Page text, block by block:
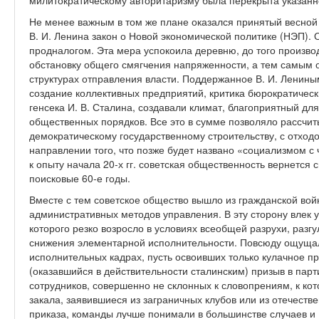
Не менее важным в том же плане оказался принятый
В. И. Ленина закон о Новой экономической политике (НЭП).
продналогом. Эта мера успокоила деревню, до того
обстановку общего смягчения напряженности, а тем самым
структурах отправления власти. Поддержанное В. И.
создание коллективных предприятий, критика
генсека И. В. Сталина, создавали климат, благоприятный
общественных порядков. Все это в сумме позволяло
демократическому государственному строительству, с
направлении того, что позже будет названо «социализмом
к опыту начала 20-х гг. советская общественность
поисковые 60-е годы.
Вместе с тем советское общество вышло из гражданской
административных методов управления. В эту сторону
которого резко возросло в условиях всеобщей разрухи,
снижения элементарной исполнительности. Повсюду
исполнительных кадрах, пусть освоивших только кулачное
(оказавшийся в действительности сталинским) призыв в
сотрудников, совершенно не склонных к словопрениям, к
закала, заявившиеся из заграничных клубов или из
приказа, команды лучше понимали в большинстве случаев